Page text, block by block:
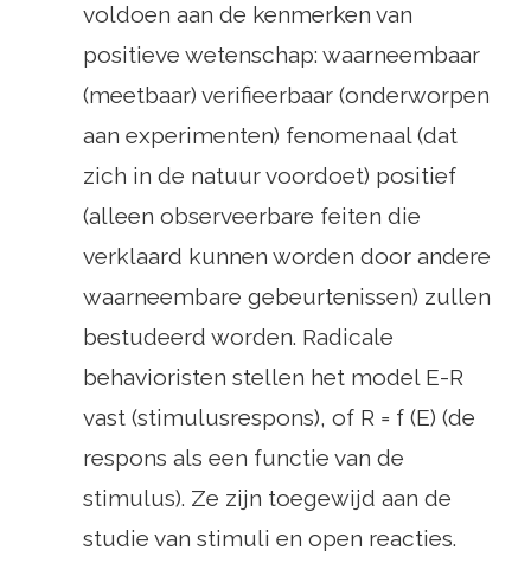
voldoen aan de kenmerken van
positieve wetenschap: waarneembaar
(meetbaar) verifieerbaar (onderworpen
aan experimenten) fenomenaal (dat
zich in de natuur voordoet) positief
(alleen observeerbare feiten die
verklaard kunnen worden door andere
waarneembare gebeurtenissen) zullen
bestudeerd worden. Radicale
behavioristen stellen het model E-R
vast (stimulusrespons), of R = f (E) (de
respons als een functie van de
stimulus). Ze zijn toegewijd aan de
studie van stimuli en open reacties.